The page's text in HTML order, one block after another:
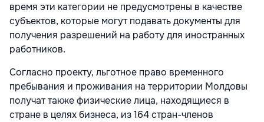
время эти категории не предусмотрены в качестве
субъектов, которые могут подавать документы для
получения разрешений на работу для иностранных
работников.
Согласно проекту, льготное право временного
пребывания и проживания на территории Молдовы
получат также физические лица, находящиеся в
стране в целях бизнеса, из 164 стран-членов